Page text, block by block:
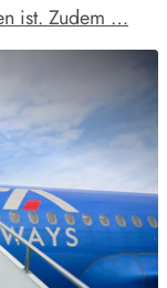
ist. Zudem …